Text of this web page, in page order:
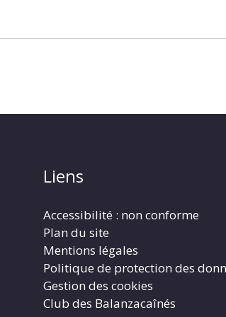
Liens
Accessibilité : non conforme
Plan du site
Mentions légales
Politique de protection des
Gestion des cookies
Club des Balanzacaînés